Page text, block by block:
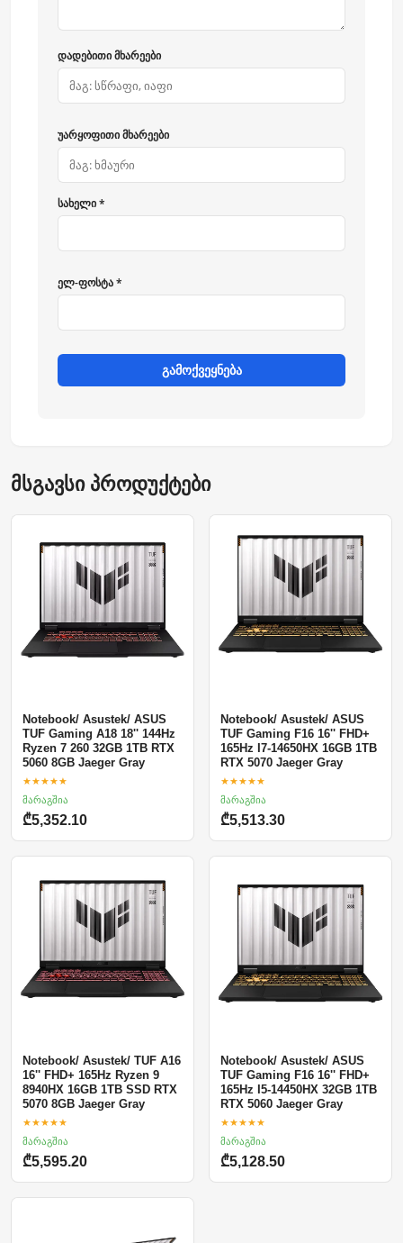
დადებითი მხარეები
უარყოფითი მხარეები
სახელი *
ელ-ფოსტა *
გამოქვეყნება
მსგავსი პროდუქტები
Notebook/ Asustek/ ASUS
TUF Gaming A18 18'' 144Hz
Ryzen 7 260 32GB 1TB RTX
5060 8GB Jaeger Gray
★★★★★
მარაგშია
₾5,352.10
Notebook/ Asustek/ ASUS
TUF Gaming F16 16'' FHD+
165Hz I7-14650HX 16GB 1TB
RTX 5070 Jaeger Gray
★★★★★
მარაგშია
₾5,513.30
Notebook/ Asustek/ TUF A16
16'' FHD+ 165Hz Ryzen 9
8940HX 16GB 1TB SSD RTX
5070 8GB Jaeger Gray
★★★★★
მარაგშია
₾5,595.20
Notebook/ Asustek/ ASUS
TUF Gaming F16 16'' FHD+
165Hz I5-14450HX 32GB 1TB
RTX 5060 Jaeger Gray
★★★★★
მარაგშია
₾5,128.50